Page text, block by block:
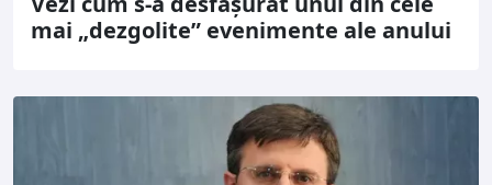
mai „dezgolite” evenimente ale anului